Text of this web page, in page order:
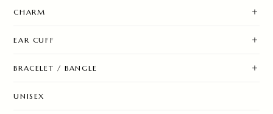
CHARM
EAR CUFF
BRACELET / BANGLE
UNISEX